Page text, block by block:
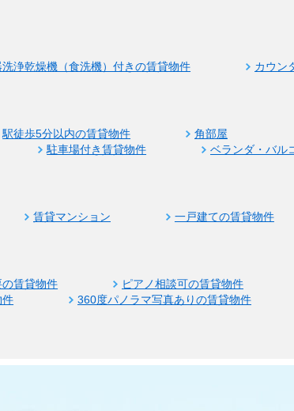
洗浄乾燥機（食洗機）付きの賃貸物件
カウン
駅徒歩5分以内の賃貸物件
角部屋
駐車場付き賃貸物件
ベランダ・バル
賃貸マンション 一戸建ての賃貸物件
賃貸物件 ピアノ相談可の賃貸物件
件 360度パノラマ写真ありの賃貸物件